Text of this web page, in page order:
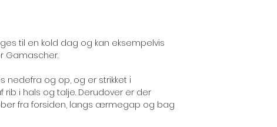
til en kold dag og kan eksempelvis
Gamascher.
nedefra og op, og er strikket i
i hals og talje. Derudover er der
fra forsiden, langs ærmegap og bag